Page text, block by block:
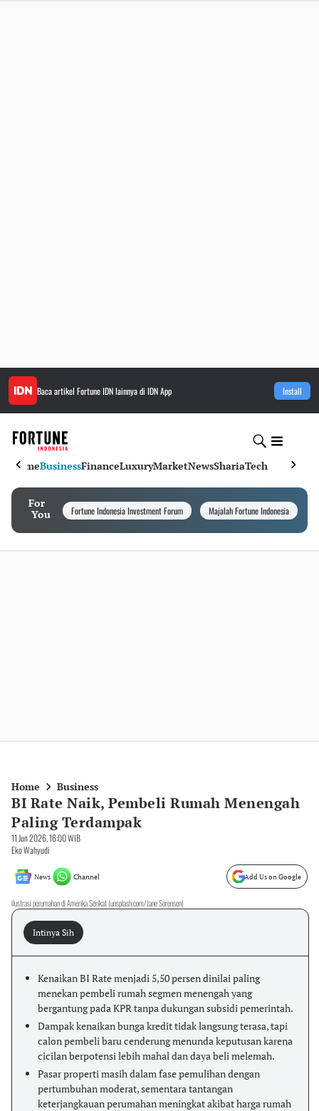
Baca artikel Fortune IDNlainnya di IDN App Install
HomeBusinessFinanceLuxuryMarketNewsShariaTech
For
You
Fortune Indonesia Investment Forum Majalah Fortune Indonesia
Home Business
BI Rate Naik, Pembeli Rumah Menengah
Paling Terdampak
11 Jun 2026, 16:00 WIB
Eko Wahyudi
News Channel Add Us on Google
ilustrasi perumahan di Amerika Serikat (unsplash.com/Jane Sorensen)
Intinya Sih
Kenaikan BI Rate menjadi 5,50 persen dinilai paling
menekan pembeli rumah segmen menengah yang
bergantung pada KPR tanpa dukungan subsidi pemerintah.
Dampak kenaikan bunga kredit tidak langsung terasa, tapi
calon pembeli baru cenderung menunda keputusan karena
cicilan berpotensi lebih mahal dan daya beli melemah.
Pasar properti masih dalam fase pemulihan dengan
pertumbuhan moderat, sementara tantangan
keterjangkauan perumahan meningkat akibat harga rumah